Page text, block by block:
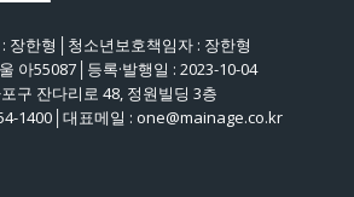
: 장한형│청소년보호책임자 : 장한형
아55087│등록·발행일 : 2023-10-04
구 잔다리로 48, 정원빌딩 3층
1400│대표메일 : one@mainage.co.kr